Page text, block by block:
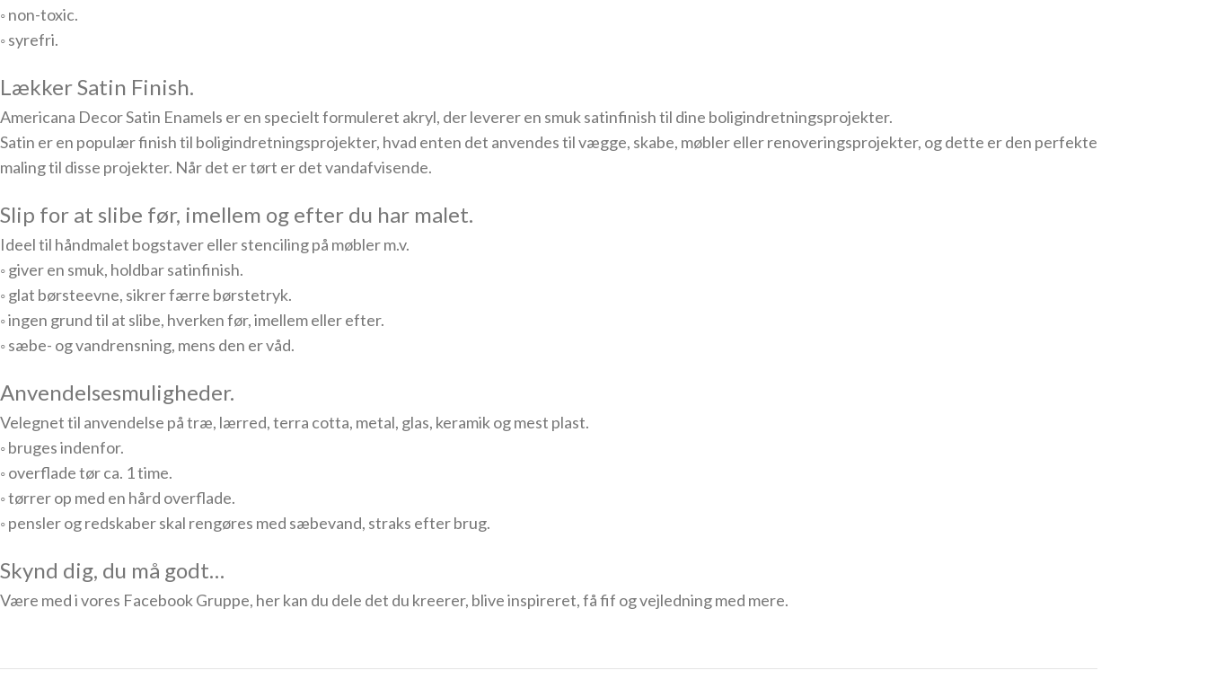
◦ non-toxic.
◦ syrefri.
Lækker Satin Finish.
Americana Decor Satin Enamels er en specielt formuleret akryl, der leverer en smuk satinfinish til dine boligindretningsprojekter.
Satin er en populær finish til boligindretningsprojekter, hvad enten det anvendes til vægge, skabe, møbler eller renoveringsprojekter, og dette er den perfekte
maling til disse projekter. Når det er tørt er det vandafvisende.
Slip for at slibe før, imellem og efter du har malet.
Ideel til håndmalet bogstaver eller stenciling på møbler m.v.
◦ giver en smuk, holdbar satinfinish.
◦ glat børsteevne, sikrer færre børstetryk.
◦ ingen grund til at slibe, hverken før, imellem eller efter.
◦ sæbe- og vandrensning, mens den er våd.
Anvendelsesmuligheder.
Velegnet til anvendelse på træ, lærred, terra cotta, metal, glas, keramik og mest plast.
◦ bruges indenfor.
◦ overflade tør ca. 1 time.
◦ tørrer op med en hård overflade.
◦ pensler og redskaber skal rengøres med sæbevand, straks efter brug.
Skynd dig, du må godt…
Være med i vores Facebook Gruppe, her kan du dele det du kreerer, blive inspireret, få fif og vejledning med mere.